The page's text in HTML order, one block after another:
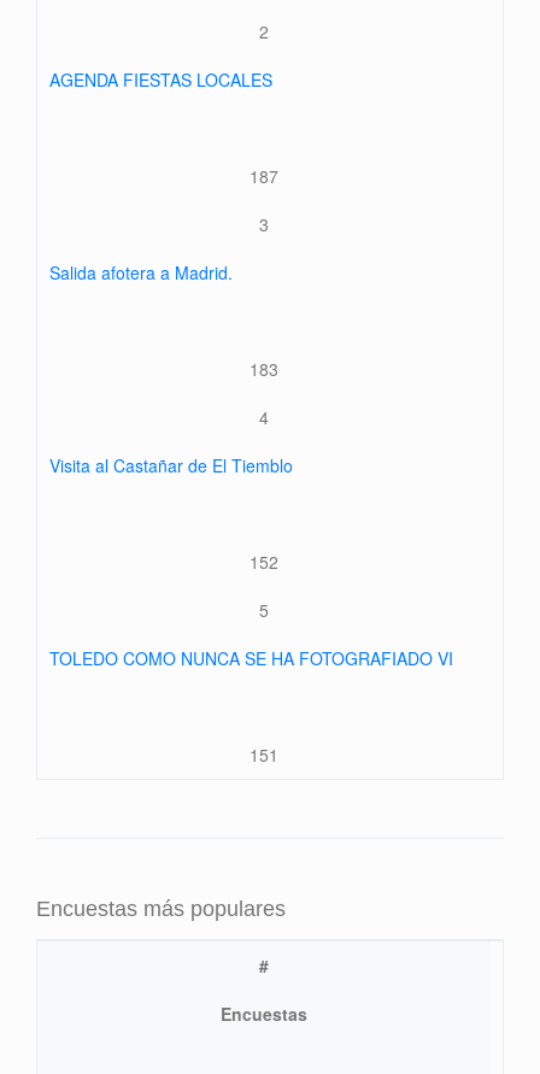
2
AGENDA FIESTAS LOCALES
187
3
Salida afotera a Madrid.
183
4
Visita al Castañar de El Tiemblo
152
5
TOLEDO COMO NUNCA SE HA FOTOGRAFIADO VI
151
Encuestas más populares
#
Encuestas